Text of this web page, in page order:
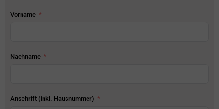
Vorname
Nachname
Anschrift (inkl. Hausnummer)